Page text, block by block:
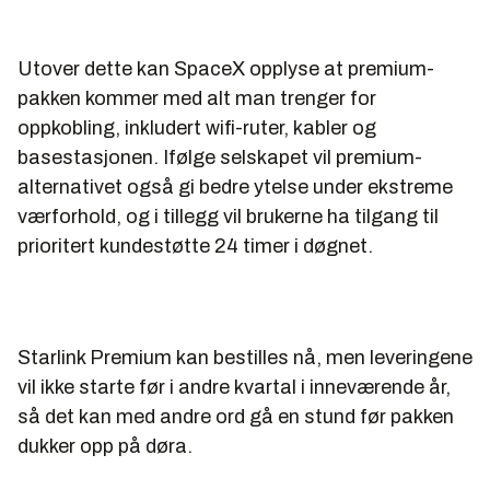
Utover dette kan SpaceX opplyse at premium-
pakken kommer med alt man trenger for
oppkobling, inkludert wifi-ruter, kabler og
basestasjonen. Ifølge selskapet vil premium-
alternativet også gi bedre ytelse under ekstreme
værforhold, og i tillegg vil brukerne ha tilgang til
prioritert kundestøtte 24 timer i døgnet.
Starlink Premium kan bestilles nå, men leveringene
vil ikke starte før i andre kvartal i inneværende år,
så det kan med andre ord gå en stund før pakken
dukker opp på døra.